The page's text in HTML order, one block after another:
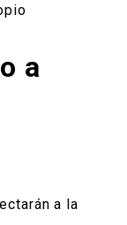
a
a la